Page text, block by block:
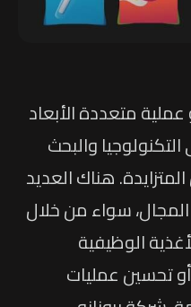
متعددة الأبعاد
التكنولوجيا والبحث
هناك العديد
سواء من خلال
الوظيفية
تحسين عمليات